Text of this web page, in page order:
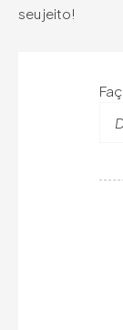
seu jeito!